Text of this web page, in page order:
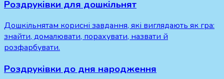
Роздруківки для дошкільнят
Дошкільнятам корисні завдання, які виглядають як гра:
знайти, домалювати, порахувати, назвати й
розфарбувати.
Роздруківки до дня народження